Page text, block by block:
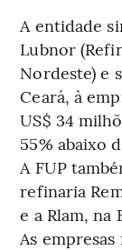
A entidade
Lubnor
Nordeste) e
Ceará, à
US$ 34
55% abaixo
A FUP
refinaria
e a Rlam, na
As